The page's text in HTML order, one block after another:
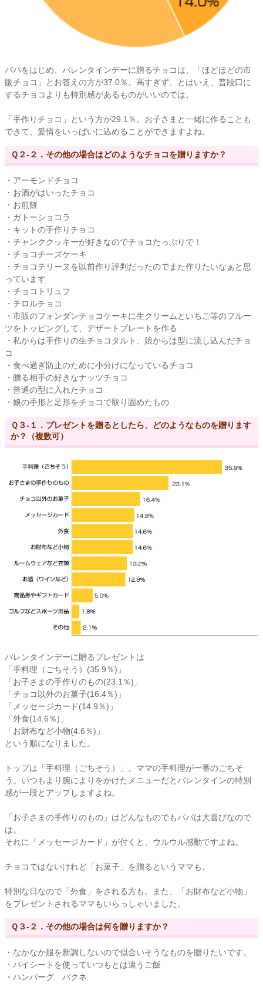
パパをはじめ、バレンタインデーに贈るチョコは、「ほどほどの市
販チョコ」とお答えの方が37.0％。高すぎず、とはいえ、普段口に
するチョコよりも特別感があるものがいいのでは。
「手作りチョコ」という方が29.1％。お子さまと一緒に作ることも
できて、愛情をいっぱいに込めることができますよね。
Ｑ２-２．その他の場合はどのようなチョコを贈りますか？
・アーモンドチョコ
・お酒がはいったチョコ
・お煎餅
・ガトーショコラ
・キットの手作りチョコ
・チャンククッキーが好きなのでチョコたっぷりで！
・チョコチーズケーキ
・チョコテリーヌを以前作り評判だったのでまた作りたいなぁと思
っています
・チョコトリュフ
・チロルチョコ
・市販のフォンダンチョコケーキに生クリームといちご等のフルー
ツをトッピングして、デザートプレートを作る
・私からは手作りの生チョコタルト、娘からは型に流し込んだチョ
コ
・食べ過ぎ防止のために小分けになっているチョコ
・贈る相手の好きなナッツチョコ
・普通の型に入れたチョコ
・娘の手形と足形をチョコで取り固めたもの
Ｑ３-１．プレゼントを贈るとしたら、どのようなものを贈ります
か？（複数可）
バレンタインデーに贈るプレゼントは
「手料理（ごちそう）(35.9％)」
「お子さまの手作りのもの(23.1％)」
「チョコ以外のお菓子(16.4％)」
「メッセージカード(14.9％)」
「外食(14.6％)」
「お財布など小物(4.6％)」
という順になりました。
トップは「手料理（ごちそう）」。ママの手料理が一番のごちそ
う。いつもより腕によりをかけたメニューだとバレンタインの特別
感が一段とアップしますよね。
「お子さまの手作りのもの」はどんなものでもパパは大喜びなので
は。
それに「メッセージカード」が付くと、ウルウル感動ですよね。
チョコではないけれど「お菓子」を贈るというママも。
特別な日なので「外食」をされる方も。また、「お財布など小物」
をプレゼントされるママもいらっしゃいました。
Ｑ３-２．その他の場合は何を贈りますか？
・なかなか服を新調しないので似合いそうなものを贈りたいです。
・パイシートを使っていつもとは違うご飯
・ハンバーグ バクネ